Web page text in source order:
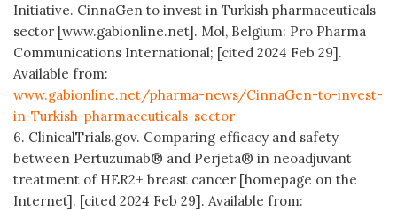
Initiative. CinnaGen to invest in Turkish pharmaceuticals
sector [www.gabionline.net]. Mol, Belgium: Pro Pharma
Communications International; [cited 2024 Feb 29].
Available from:
www.gabionline.net/pharma-news/CinnaGen-to-invest-
in-Turkish-pharmaceuticals-sector
6. ClinicalTrials.gov. Comparing efficacy and safety
between Pertuzumab® and Perjeta® in neoadjuvant
treatment of HER2+ breast cancer [homepage on the
Internet]. [cited 2024 Feb 29]. Available from: